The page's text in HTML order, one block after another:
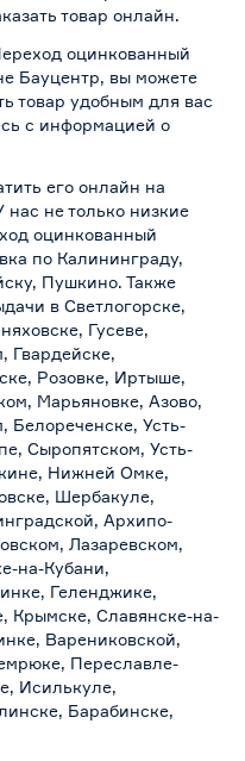
товар онлайн.
оцинкованный
Бауцентр, вы можете
товар удобным для вас
с информацией о
его онлайн на
не только низкие
оцинкованный
по Калининграду,
Пушкино. Также
в Светлогорске,
Гусеве,
Гвардейске,
Розовке, Иртыше,
Марьяновке, Азово,
Белореченске, Усть-
Сыропятском, Усть-
Нижней Омке,
Шербакуле,
Архипо-
Лазаревском,
на-Кубани,
Геленджике,
Крымске, Славянске-на-
Варениковской,
Переславле-
Исилькуле,
Барабинске,